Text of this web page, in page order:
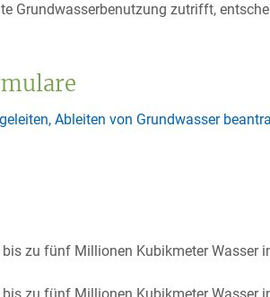
Grundwasserbenutzung zutrifft,
Ableiten von Grundwasser
zu fünf Millionen Kubikmeter Wasser